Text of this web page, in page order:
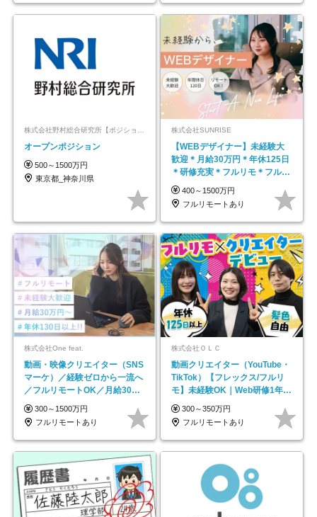
オープンポジション
500～1500万円
東京都_神奈川県
株式会社SUNRISE
【WEBデザイナー】未経験大
歓迎＊月給30万円＊年休125日
＊研修充実＊フルリモ＊フルフ
レックス＊
400～1500万円
フルリモートあり
株式会社One feat.
動画・映像クリエイター（SNS
マーケ）／経験ゼロから一流へ
／フルリモートOK／月給30万
円～／年休130日以上
300～1500万円
フルリモートあり
株式会社ＯＬＣ
動画クリエイター（YouTube・
TikTok）【フレックス/フルリ
モ】未経験OK｜Web研修1年間
｜副業OK
300～350万円
フルリモートあり